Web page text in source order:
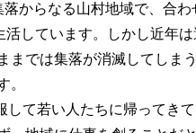
落からなる山村地域で、合わ
活しています。しかし近年
までは集落が消滅してしまう
。
して若い人たちに帰ってき